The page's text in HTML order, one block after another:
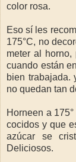
color rosa.
Eso sí les
175°C, no
meter al horno,
cuando están
bien trabajada.
no quedan tan
Horneen a
cocidos y que
azúcar se
Deliciosos.